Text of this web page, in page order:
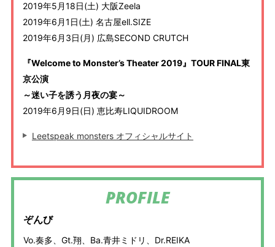
2019年5月18日(土) 大阪Zeela
2019年6月1日(土) 名古屋ell.SIZE
2019年6月3日(月) 広島SECOND CRUTCH
『Welcome to Monster’s Theater 2019』TOUR FINAL東
京公演
～迷い子を誘う月夜の宴～
2019年6月9日(日) 恵比寿LIQUIDROOM
Leetspeak monsters オフィシャルサイト
PROFILE
ぞんび
Vo.奏多、Gt.翔、Ba.青井ミドリ、Dr.REIKA